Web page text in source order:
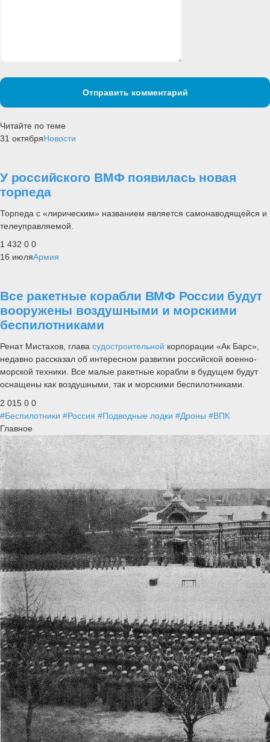
Отправить комментарий
Читайте по теме
31 октябряНовости
У российского ВМФ появилась новая
торпеда
Торпеда с «лирическим» названием является самонаводящейся и
телеуправляемой.
1 432 0 0
16 июляАрмия
Все ракетные корабли ВМФ России будут
вооружены воздушными и морскими
беспилотниками
Ренат Мистахов, глава судостроительной корпорации «Ак Барс»,
недавно рассказал об интересном развитии российской военно-
морской техники. Все малые ракетные корабли в будущем будут
оснащены как воздушными, так и морскими беспилотниками.
2 015 0 0
#Беспилотники #Россия #Подводные лодки #Дроны #ВПК
Главное